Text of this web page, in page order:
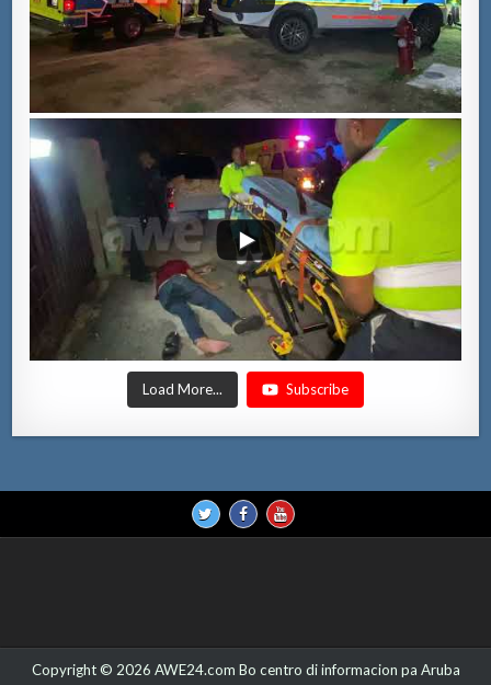
Load More... Subscribe
Copyright © 2026 AWE24.com Bo centro di informacion pa Aruba